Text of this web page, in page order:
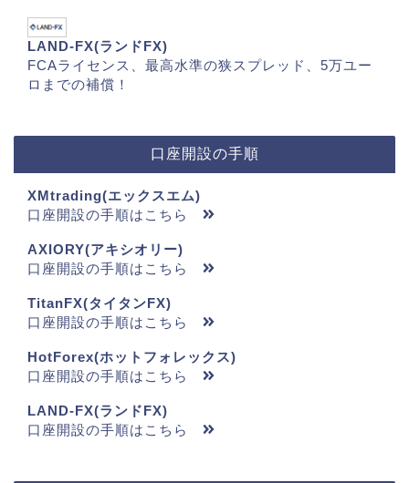
LAND-FX(ランドFX)
FCAライセンス、最高水準の狭スプレッド、5万ユー
ロまでの補償！
口座開設の手順
XMtrading(エックスエム)
口座開設の手順はこちら
AXIORY(アキシオリー)
口座開設の手順はこちら
TitanFX(タイタンFX)
口座開設の手順はこちら
HotForex(ホットフォレックス)
口座開設の手順はこちら
LAND-FX(ランドFX)
口座開設の手順はこちら